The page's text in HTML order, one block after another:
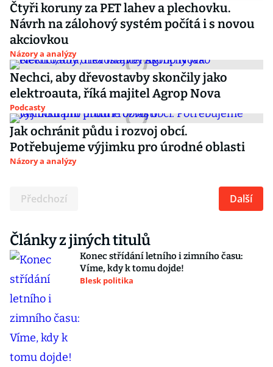
Čtyři koruny za PET lahev a plechovku.
Návrh na zálohový systém počítá i s novou
akciovkou
Názory a analýzy
Nechci, aby dřevostavby skončily jako
elektroauta, říká majitel Agrop Nova
Podcasty
Jak ochránit půdu i rozvoj obcí.
Potřebujeme výjimku pro úrodné oblasti
Názory a analýzy
Předchozí Další
Články z jiných titulů
Konec střídání letního i zimního času:
Víme, kdy k tomu dojde!
Blesk politika